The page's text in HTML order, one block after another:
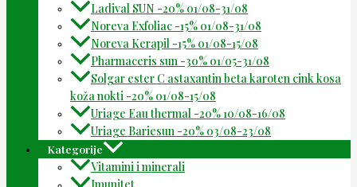
Ladival SUN -20% 01/08-31/08
Noreva Exfoliac -15% 01/08-31/08
Noreva Kerapil -15% 01/08-15/08
Pharmaceris sun -30% 01/05-31/08
Solgar ester C astaxantin beta karoten cink kosa
koža nokti -20% 01/08-15/08
Uriage Eau thermal -20% 10/08-16/08
Uriage Bariesun -20% 03/08-23/08
Kategorije
Vitamini i minerali